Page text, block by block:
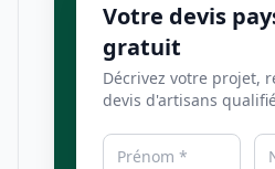
Votre devis
gratuit
Décrivez votre projet,
devis d'artisans